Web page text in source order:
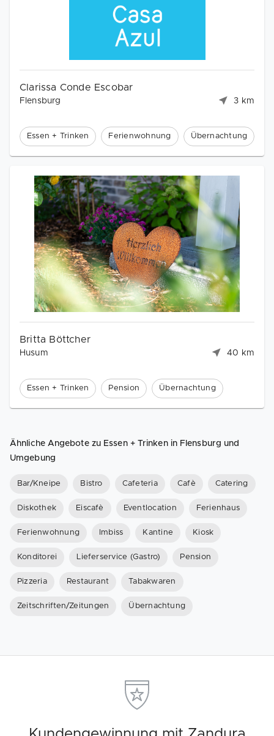
Clarissa Conde Escobar
Flensburg 3 km
Essen + Trinken Ferienwohnung Übernachtung
Britta Böttcher
Husum 40 km
Essen + Trinken Pension Übernachtung
Ähnliche Angebote zu Essen + Trinken in Flensburg und
Umgebung
Bar/Kneipe Bistro Cafeteria Cafè Catering
Diskothek Eiscafè Eventlocation Ferienhaus
Ferienwohnung Imbiss Kantine Kiosk
Konditorei Lieferservice (Gastro) Pension
Pizzeria Restaurant Tabakwaren
Zeitschriften/Zeitungen Übernachtung